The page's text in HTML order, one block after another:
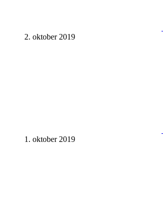
2. oktober 2019
1. oktober 2019